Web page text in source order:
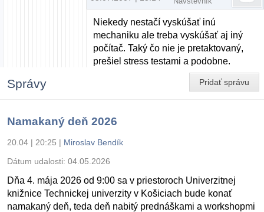
Niekedy nestačí vyskúšať inú
mechaniku ale treba vyskúšať aj iný
počítač. Taký čo nie je pretaktovaný,
prešiel stress testami a podobne.
Pridať správu
Správy
Namakaný deň 2026
20.04 | 20:25 | Miroslav Bendík
Dátum udalosti: 04.05.2026
Dňa 4. mája 2026 od 9:00 sa v priestoroch Univerzitnej
knižnice Technickej univerzity v Košiciach bude konať
namakaný deň, teda deň nabitý prednáškami a workshopmi